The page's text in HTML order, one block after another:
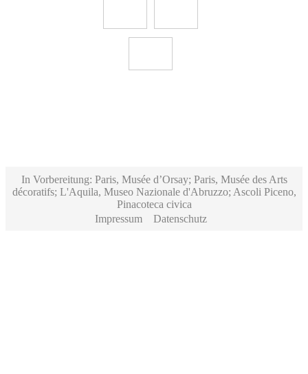
In Vorbereitung: Paris, Musée d’Orsay; Paris, Musée des Arts
décoratifs; L'Aquila, Museo Nazionale d'Abruzzo; Ascoli Piceno,
Pinacoteca civica
Impressum
Datenschutz